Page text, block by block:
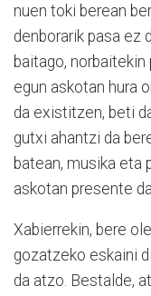
nuen toki berean
denborarik pasa ez
baitago,
egun askotan hura
da existitzen, beti
gutxi ahantzi da
batean, musika eta
askotan presente
Xabierrekin, bere
gozatzeko eskaini
da atzo. Bestalde,